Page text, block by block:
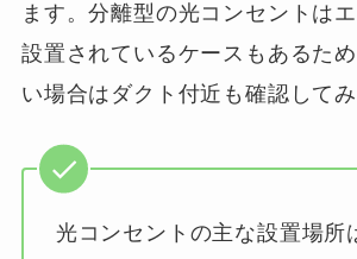
ます。分離型の光コンセントは
設置されているケースもあるた
い場合はダクト付近も確認してみ
光コンセントの主な設置場所